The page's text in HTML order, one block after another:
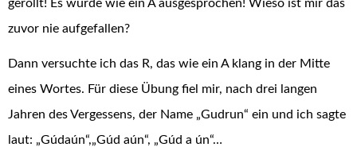
gerollt! Es wurde wie ein A ausgesprochen! Wieso ist mir das
zuvor nie aufgefallen?
Dann versuchte ich das R, das wie ein A klang in der Mitte
eines Wortes. Für diese Übung fiel mir, nach drei langen
Jahren des Vergessens, der Name „Gudrun“ ein und ich sagte
laut: „Gúdaún“,„Gúd aún“, „Gúd a ún“…